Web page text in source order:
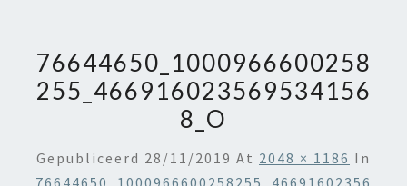
76644650_1000966600258
255_466916023569534156
8_O
Gepubliceerd 28/11/2019 At 2048 × 1186 In
76644650_1000966600258255_46691602356